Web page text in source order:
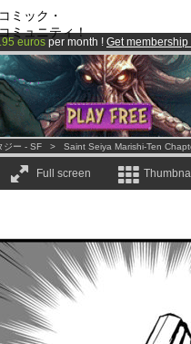
ミック・
ミュニティ！
euros per month ! Get membership
!.
1000 comics & mangas!.
ジー - SF > Saint Seiya Marishi-Ten
Full screen